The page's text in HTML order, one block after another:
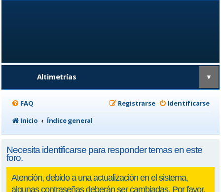
Altimetrías ▼
FAQ Identificarse
Registrarse
Inicio
Índice general
Necesita identificarse para responder temas en este
foro.